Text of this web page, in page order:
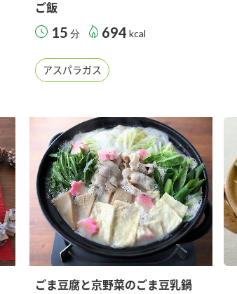
お酢を知ろう！ すしラボ
ンです。
ご飯
15 分 694 kcal
アスパラガス
ごま豆腐と京野菜のごま豆乳鍋